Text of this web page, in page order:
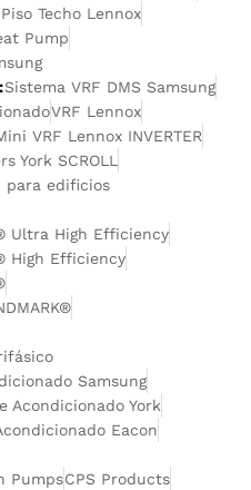
Techo Lennox
Pump
Sistema VRF DMS Samsung
VRF Lennox
VRF Lennox INVERTER
York SCROLL
para edificios
Ultra High Efficiency
High Efficiency
Samsung
Acondicionado York
Eacon
PumpsCPS Products